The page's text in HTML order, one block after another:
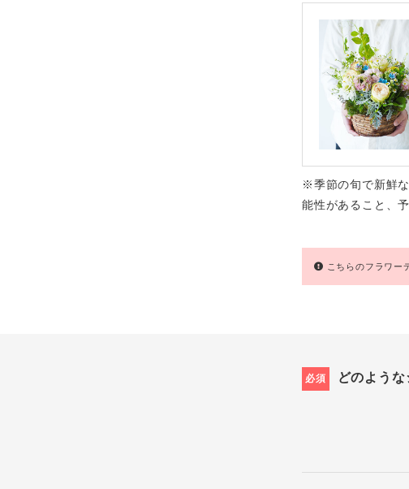
※季節の旬で新鮮
能性があること、
こちらのフラワー
必須 どのよう